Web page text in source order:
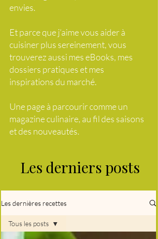
envies.
Et parce que j’aime vous aider à
cuisiner plus sereinement, vous
trouverez aussi mes eBooks, mes
dossiers pratiques et mes
inspirations du marché.
Une page à parcourir comme un
magazine culinaire, au fil des saisons
et des nouveautés.
Les derniers posts
Les dernières recettes
Tous les posts